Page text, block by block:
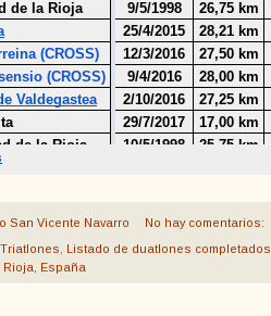
San Vicente Navarro No hay comentarios:
Listado de duatlones completados
Rioja, España